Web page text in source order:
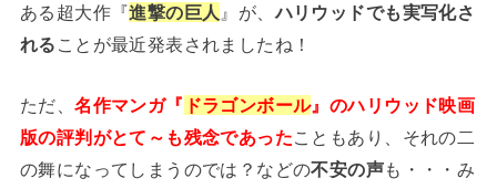
ある超大作『進撃の巨人 』が、 ハリウッドでも実写化さ
れる ことが最近発表されましたね！
ただ、名作マンガ『 ドラゴンボール』のハリウッド映画
版の評判がとて～も残念であったこともあり、それの二
の舞になってしまうのでは？などの不安の声も・・・み